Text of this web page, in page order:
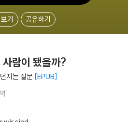
기 공유하기
람이 됐을까?
지는 질문 EPUB
역